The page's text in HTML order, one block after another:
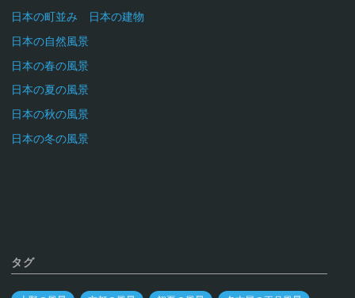
日本の町並み 日本の建物
日本の自然風景
日本の春の風景
日本の夏の風景
日本の秋の風景
日本の冬の風景
タグ